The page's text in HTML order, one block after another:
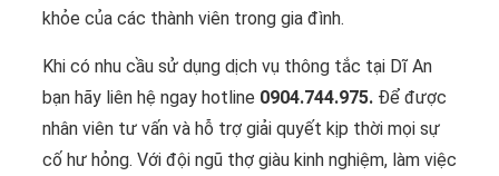
khỏe của các thành viên trong gia đình.
Khi có nhu cầu sử dụng dịch vụ thông tắc tại Dĩ An
bạn hãy liên hệ ngay hotline 0904.744.975. Để được
nhân viên tư vấn và hỗ trợ giải quyết kịp thời mọi sự
cố hư hỏng. Với đội ngũ thợ giàu kinh nghiệm, làm việc